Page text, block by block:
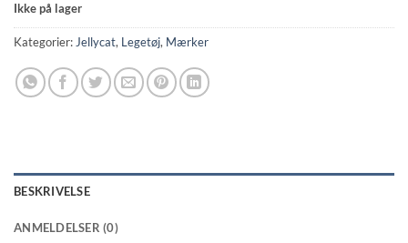
Ikke på lager
Kategorier: Jellycat, Legetøj, Mærker
BESKRIVELSE
ANMELDELSER (0)